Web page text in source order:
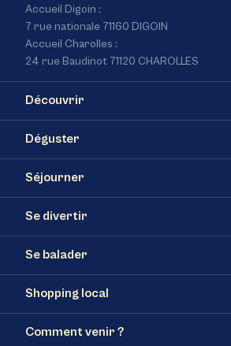
Accueil Digoin :
7 rue nationale 71160 DIGOIN
Accueil Charolles :
24 rue Baudinot 71120 CHAROLLES
Découvrir
Déguster
Séjourner
Se divertir
Se balader
Shopping local
Comment venir ?